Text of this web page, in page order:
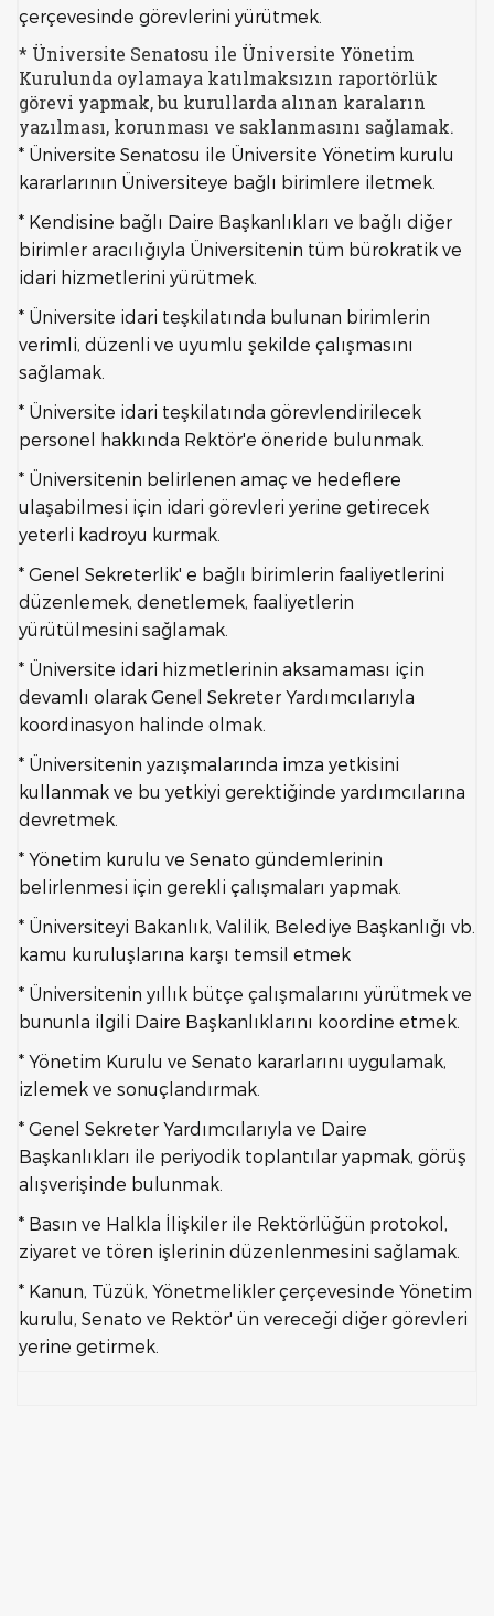
çerçevesinde görevlerini yürütmek.
* Üniversite Senatosu ile Üniversite Yönetim
Kurulunda oylamaya katılmaksızın raportörlük
görevi yapmak, bu kurullarda alınan karaların
yazılması, korunması ve saklanmasını sağlamak.
* Üniversite Senatosu ile Üniversite Yönetim kurulu
kararlarının Üniversiteye bağlı birimlere iletmek.
* Kendisine bağlı Daire Başkanlıkları ve bağlı diğer
birimler aracılığıyla Üniversitenin tüm bürokratik ve
idari hizmetlerini yürütmek.
* Üniversite idari teşkilatında bulunan birimlerin
verimli, düzenli ve uyumlu şekilde çalışmasını
sağlamak.
* Üniversite idari teşkilatında görevlendirilecek
personel hakkında Rektör'e öneride bulunmak.
* Üniversitenin belirlenen amaç ve hedeflere
ulaşabilmesi için idari görevleri yerine getirecek
yeterli kadroyu kurmak.
* Genel Sekreterlik' e bağlı birimlerin faaliyetlerini
düzenlemek, denetlemek, faaliyetlerin
yürütülmesini sağlamak.
* Üniversite idari hizmetlerinin aksamaması için
devamlı olarak Genel Sekreter Yardımcılarıyla
koordinasyon halinde olmak.
* Üniversitenin yazışmalarında imza yetkisini
kullanmak ve bu yetkiyi gerektiğinde yardımcılarına
devretmek.
* Yönetim kurulu ve Senato gündemlerinin
belirlenmesi için gerekli çalışmaları yapmak.
* Üniversiteyi Bakanlık, Valilik, Belediye Başkanlığı vb.
kamu kuruluşlarına karşı temsil etmek
* Üniversitenin yıllık bütçe çalışmalarını yürütmek ve
bununla ilgili Daire Başkanlıklarını koordine etmek.
* Yönetim Kurulu ve Senato kararlarını uygulamak,
izlemek ve sonuçlandırmak.
* Genel Sekreter Yardımcılarıyla ve Daire
Başkanlıkları ile periyodik toplantılar yapmak, görüş
alışverişinde bulunmak.
* Basın ve Halkla İlişkiler ile Rektörlüğün protokol,
ziyaret ve tören işlerinin düzenlenmesini sağlamak.
* Kanun, Tüzük, Yönetmelikler çerçevesinde Yönetim
kurulu, Senato ve Rektör' ün vereceği diğer görevleri
yerine getirmek.